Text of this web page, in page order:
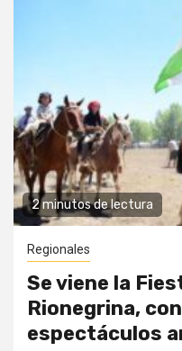
2 minutos de lectura
Regionales
Se viene la
Rionegrina,
espectáculos